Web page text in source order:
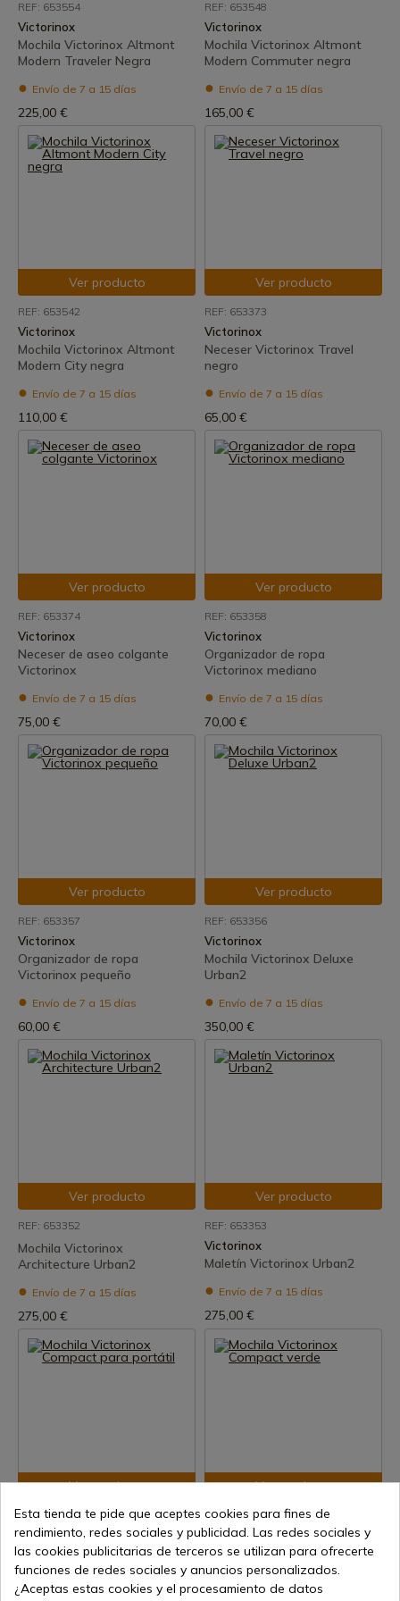
REF: 653554
Victorinox
Mochila Victorinox Altmont
Modern Traveler Negra
Envío de 7 a 15 días
225,00 €
REF: 653548
Victorinox
Mochila Victorinox Altmont
Modern Commuter negra
Envío de 7 a 15 días
165,00 €
Ver producto
REF: 653542
Victorinox
Mochila Victorinox Altmont
Modern City negra
Envío de 7 a 15 días
110,00 €
Ver producto
REF: 653373
Victorinox
Neceser Victorinox Travel
negro
Envío de 7 a 15 días
65,00 €
Ver producto
REF: 653374
Victorinox
Neceser de aseo colgante
Victorinox
Envío de 7 a 15 días
75,00 €
Ver producto
REF: 653358
Victorinox
Organizador de ropa
Victorinox mediano
Envío de 7 a 15 días
70,00 €
Ver producto
REF: 653357
Victorinox
Organizador de ropa
Victorinox pequeño
Envío de 7 a 15 días
60,00 €
Ver producto
REF: 653356
Victorinox
Mochila Victorinox Deluxe
Urban2
Envío de 7 a 15 días
350,00 €
Ver producto
REF: 653352
Mochila Victorinox
Architecture Urban2
Envío de 7 a 15 días
275,00 €
Ver producto
REF: 653353
Victorinox
Maletín Victorinox Urban2
Envío de 7 a 15 días
275,00 €
Ver producto
REF: 653285
Mochila Victorinox Compact
para portátil
Envío de 7 a 15 días
Ver producto
REF: 653286
Victorinox
Mochila Victorinox Compact
verde
Envío de 7 a 15 días
Esta tienda te pide que aceptes cookies para fines de
rendimiento, redes sociales y publicidad. Las redes sociales y
las cookies publicitarias de terceros se utilizan para ofrecerte
funciones de redes sociales y anuncios personalizados.
¿Aceptas estas cookies y el procesamiento de datos